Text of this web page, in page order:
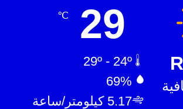
29
℃
69%
5.17 كيلومتر/ساعة